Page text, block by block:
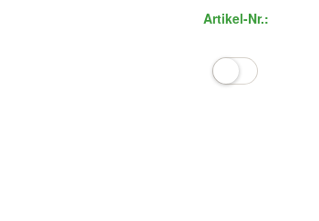
Artikel-Nr.: